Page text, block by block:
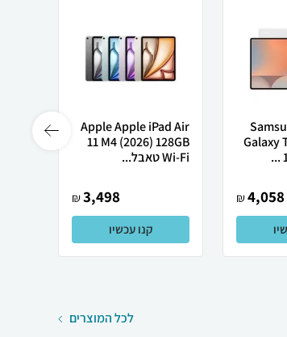
Galaxy
4,058
₪
Apple Apple iPad Air
11 M4 (2026) 128GB
Wi-Fi טאבל...
3,498
₪
קנו עכשיו
לכל המוצרים